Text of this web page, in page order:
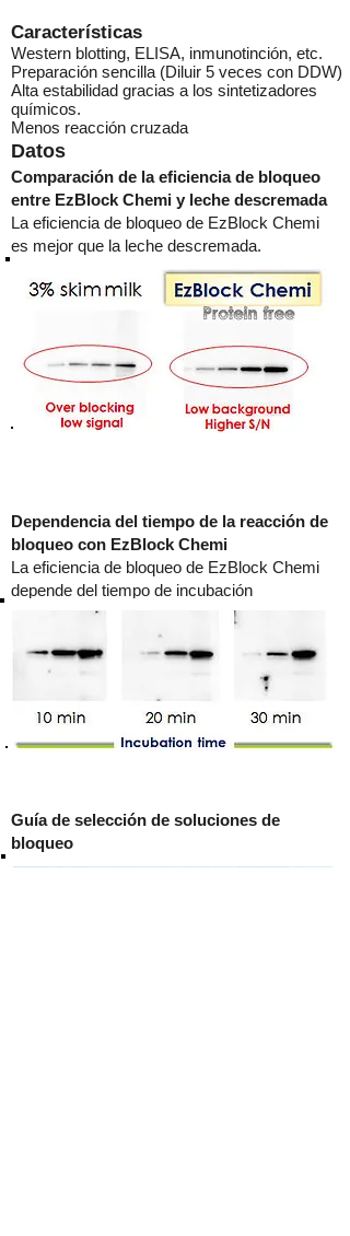
Características
Western blotting, ELISA, inmunotinción, etc.
Preparación sencilla (Diluir 5 veces con DDW)
Alta estabilidad gracias a los sintetizadores
químicos.
Menos reacción cruzada
Datos
Comparación de la eficiencia de bloqueo
entre EzBlock Chemi y leche descremada
La eficiencia de bloqueo de EzBlock Chemi
es mejor que la leche descremada.
Dependencia del tiempo de la reacción de
bloqueo con EzBlock Chemi
La eficiencia de bloqueo de EzBlock Chemi
depende del tiempo de incubación
Guía de selección de soluciones de
bloqueo